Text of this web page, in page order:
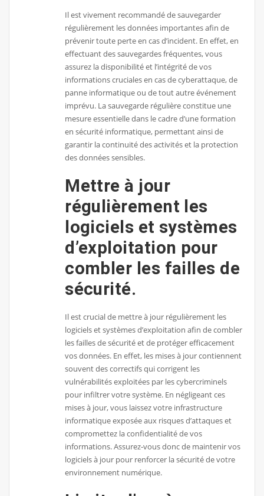
Il est vivement recommandé de sauvegarder
régulièrement les données importantes afin de
prévenir toute perte en cas d’incident. En effet, en
effectuant des sauvegardes fréquentes, vous
assurez la disponibilité et l’intégrité de vos
informations cruciales en cas de cyberattaque, de
panne informatique ou de tout autre événement
imprévu. La sauvegarde régulière constitue une
mesure essentielle dans le cadre d’une formation
en sécurité informatique, permettant ainsi de
garantir la continuité des activités et la protection
des données sensibles.
Mettre à jour
régulièrement les
logiciels et systèmes
d’exploitation pour
combler les failles de
sécurité.
Il est crucial de mettre à jour régulièrement les
logiciels et systèmes d’exploitation afin de combler
les failles de sécurité et de protéger efficacement
vos données. En effet, les mises à jour contiennent
souvent des correctifs qui corrigent les
vulnérabilités exploitées par les cybercriminels
pour infiltrer votre système. En négligeant ces
mises à jour, vous laissez votre infrastructure
informatique exposée aux risques d’attaques et
compromettez la confidentialité de vos
informations. Assurez-vous donc de maintenir vos
logiciels à jour pour renforcer la sécurité de votre
environnement numérique.